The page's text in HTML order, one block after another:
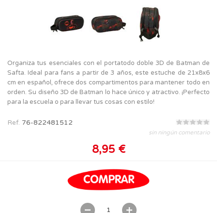
Organiza tus esenciales con el portatodo doble 3D de Batman de
Safta. Ideal para fans a partir de 3 años, este estuche de 21x8x6
cm en español, ofrece dos compartimentos para mantener todo en
orden. Su diseño 3D de Batman lo hace único y atractivo. ¡Perfecto
para la escuela o para llevar tus cosas con estilo!
Ref. 76-822481512
sin ningún comentario
8,95 €